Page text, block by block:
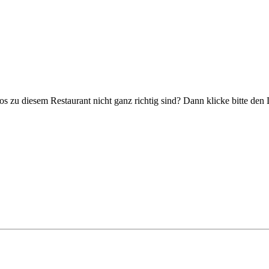
zu diesem Restaurant nicht ganz richtig sind? Dann klicke bitte